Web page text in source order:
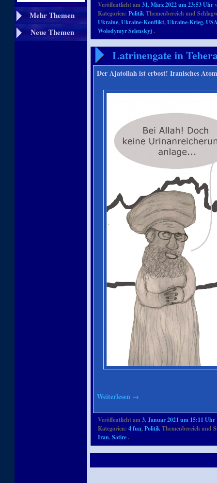
Mehr Themen
Neue Themen
Veröffentlicht am31. März 2022 um 23:53 Uhr
Kategorien:PolitikThemenbereich und
Ukraine,Ukraine-Konflikt,Ukraine-Krieg,
Wolodymyr Selenskyj .
Latrinengate in
Der Ajatollah ist erbost! Iranisches
Weiterlesen →
Veröffentlicht am3. Januar 2021 um 15:11 Uhr
Kategorien:4 fun,PolitikThemenbereich und
Iran,Satire.